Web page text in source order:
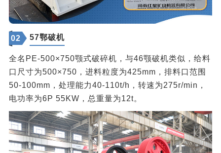
02 57鄂破机
全名PE-500×750颚式破碎机，与46颚破机类似，给料
口尺寸为500×750，进料粒度为425mm，排料口范围
50-100mm，处理能力40-110t/h，转速为275r/min，
电功率为6P 55KW，总重量为12t。